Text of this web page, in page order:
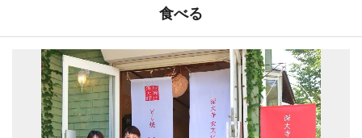
食べる